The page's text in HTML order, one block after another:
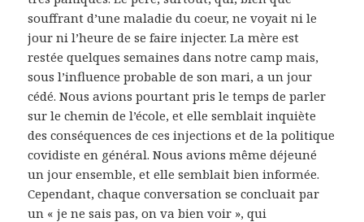
souffrant d’une maladie du coeur, ne voyait ni le
jour ni l’heure de se faire injecter. La mère est
restée quelques semaines dans notre camp mais,
sous l’influence probable de son mari, a un jour
cédé. Nous avions pourtant pris le temps de parler
sur le chemin de l’école, et elle semblait inquiète
des conséquences de ces injections et de la politique
covidiste en général. Nous avions même déjeuné
un jour ensemble, et elle semblait bien informée.
Cependant, chaque conversation se concluait par
un « je ne sais pas, on va bien voir », qui